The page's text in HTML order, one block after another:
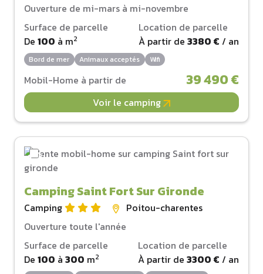
Ouverture de mi-mars à mi-novembre
Surface de parcelle
De 100 à m2
Location de parcelle
À partir de 3380 € / an
Bord de mer Animaux acceptés Wifi
Mobil-Home à partir de 39 490 €
Voir le camping
Camping Saint Fort Sur Gironde
Camping
Poitou-charentes
Ouverture toute l'année
Surface de parcelle
De 100 à 300 m2
Location de parcelle
À partir de 3300 € / an